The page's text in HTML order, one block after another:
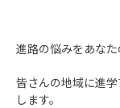
進路の悩みをあなた
皆さんの地域に進
します。